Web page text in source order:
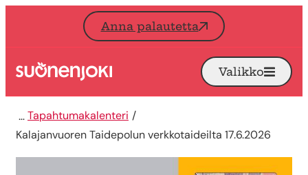
Siirry sisältöön
Anna palautetta
Etusivu Avaa
Valikko
Tapahtumakalenteri
Kalajanvuoren Taidepolun verkkotaideilta 17.6.2026